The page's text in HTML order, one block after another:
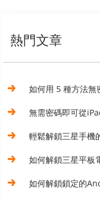
熱門文章
如何用 5 種方法
無需密碼即可從
輕鬆解鎖三星手機
如何解鎖三星平板
如何解鎖鎖定的